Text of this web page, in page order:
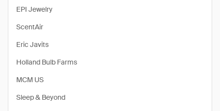
EPI Jewelry
ScentAir
Eric Javits
Holland Bulb Farms
MCM US
Sleep & Beyond